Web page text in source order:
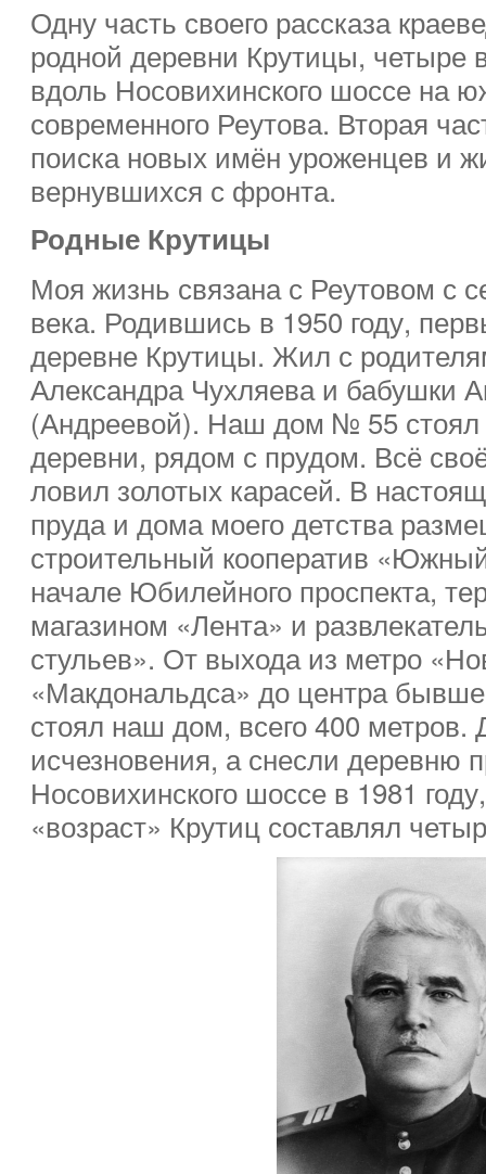
Одну часть своего рассказа
родной деревни Крутицы, четыре
вдоль Носовихинского шоссе на
современного Реутова. Вторая
поиска новых имён уроженцев и
вернувшихся с фронта.
Родные Крутицы
Моя жизнь связана с Реутовом с
века. Родившись в 1950 году,
деревне Крутицы. Жил с
Александра Чухляева и бабушки
(Андреевой). Наш дом № 55 стоял
деревни, рядом с прудом. Всё
ловил золотых карасей. В
пруда и дома моего детства
строительный кооператив
начале Юбилейного проспекта,
магазином «Лента» и
стульев». От выхода из метро
«Макдональдса» до центра
стоял наш дом, всего 400 метров.
исчезновения, а снесли деревню
Носовихинского шоссе в 1981
«возраст» Крутиц составлял